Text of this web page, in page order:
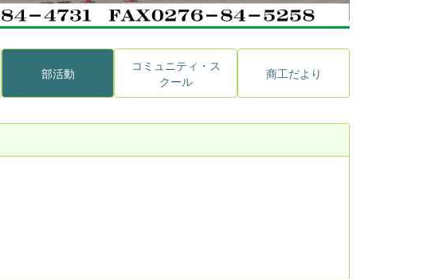
部活動
コミュニティ・ス
クール
商工だより